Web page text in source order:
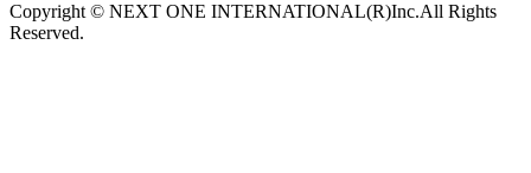
Copyright © NEXT ONE INTERNATIONAL(R)Inc.All Rights
Reserved.